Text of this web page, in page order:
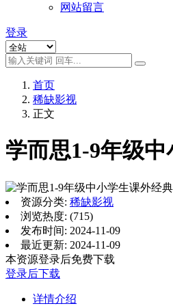
网站留言
登录
首页
稀缺影视
正文
学而思1-9年级
资源分类: 稀缺影视
浏览热度: (715)
发布时间: 2024-11-09
最近更新: 2024-11-09
本资源登录后免费下载
登录后下载
详情介绍